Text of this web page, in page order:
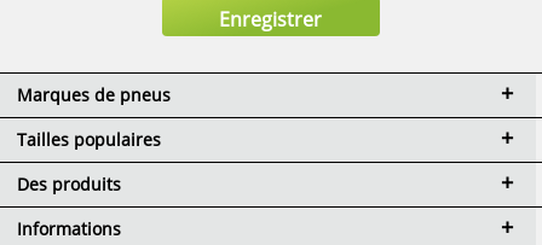
Marques de pneus
Tailles populaires
Des produits
Informations